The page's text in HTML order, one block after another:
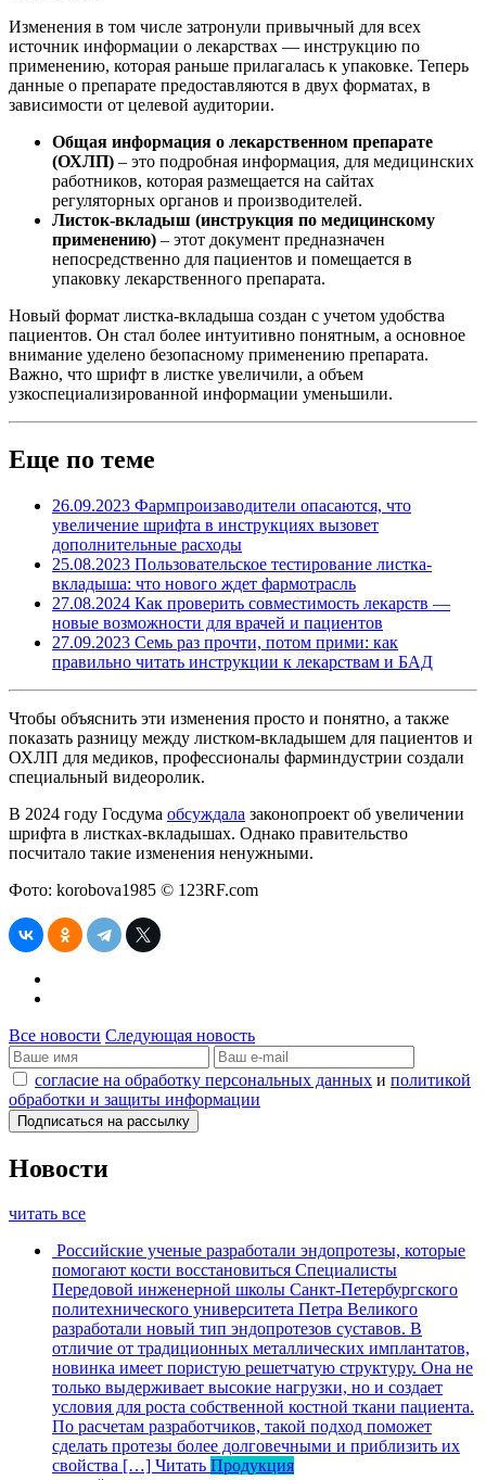
Изменения в том числе затронули привычный для всех
источник информации о лекарствах — инструкцию по
применению, которая раньше прилагалась к упаковке. Теперь
данные о препарате предоставляются в двух форматах, в
зависимости от целевой аудитории.
Общая информация о лекарственном препарате
(ОХЛП) – это подробная информация, для медицинских
работников, которая размещается на сайтах
регуляторных органов и производителей.
Листок-вкладыш (инструкция по медицинскому
применению) – этот документ предназначен
непосредственно для пациентов и помещается в
упаковку лекарственного препарата.
Новый формат листка-вкладыша создан с учетом удобства
пациентов. Он стал более интуитивно понятным, а основное
внимание уделено безопасному применению препарата.
Важно, что шрифт в листке увеличили, а объем
узкоспециализированной информации уменьшили.
Еще по теме
26.09.2023 Фармпроизаводители опасаются, что
увеличение шрифта в инструкциях вызовет
дополнительные расходы
25.08.2023 Пользовательское тестирование листка-
вкладыша: что нового ждет фармотрасль
27.08.2024 Как проверить совместимость лекарств —
новые возможности для врачей и пациентов
27.09.2023 Семь раз прочти, потом прими: как
правильно читать инструкции к лекарствам и БАД
Чтобы объяснить эти изменения просто и понятно, а также
показать разницу между листком-вкладышем для пациентов и
ОХЛП для медиков, профессионалы фарминдустрии создали
специальный видеоролик.
В 2024 году Госдума обсуждала законопроект об увеличении
шрифта в листках-вкладышах. Однако правительство
посчитало такие изменения ненужными.
Фото: korobova1985 © 123RF.com
Все новости Следующая новость
согласие на обработку персональных данных и политикой
обработки и защиты информации
Новости
читать все
Российские ученые разработали эндопротезы, которые
помогают кости восстановиться Специалисты
Передовой инженерной школы Санкт-Петербургского
политехнического университета Петра Великого
разработали новый тип эндопротезов суставов. В
отличие от традиционных металлических имплантатов,
новинка имеет пористую решетчатую структуру. Она не
только выдерживает высокие нагрузки, но и создает
условия для роста собственной костной ткани пациента.
По расчетам разработчиков, такой подход поможет
сделать протезы более долговечными и приблизить их
свойства […] Читать Продукция